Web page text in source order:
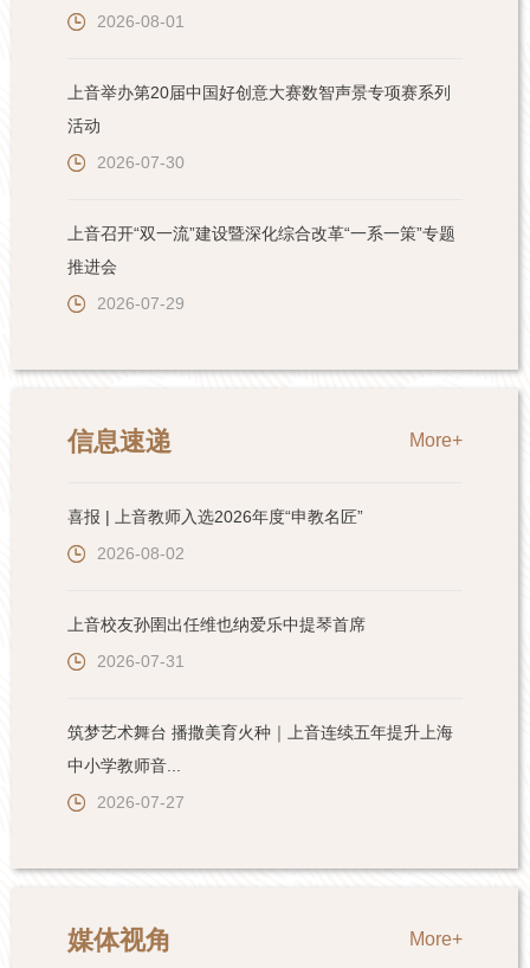
2026-08-01
上音举办第20届中国好创意大赛数智声景专项赛系列
活动
2026-07-30
上音召开“双一流”建设暨深化综合改革“一系一策”专题
推进会
2026-07-29
信息速递 More+
喜报 | 上音教师入选2026年度“申教名匠”
2026-08-02
上音校友孙圉出任维也纳爱乐中提琴首席
2026-07-31
筑梦艺术舞台 播撒美育火种｜上音连续五年提升上海
中小学教师音...
2026-07-27
媒体视角 More+